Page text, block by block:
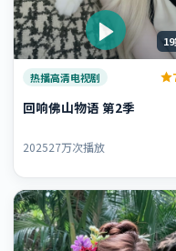
热播高清电视剧
回响佛山物语 第2季
202527万次播放